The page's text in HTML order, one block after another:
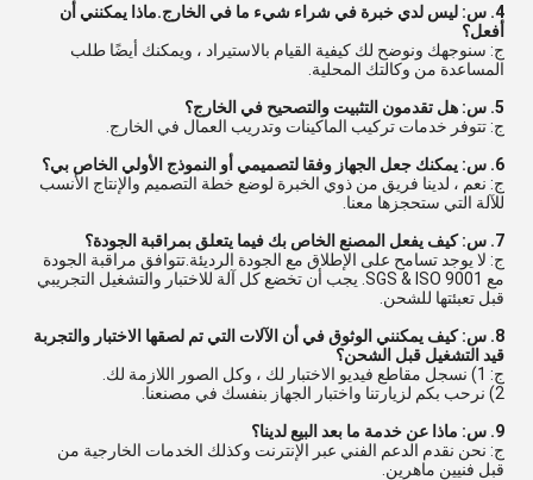
4. س: ليس لدي خبرة في شراء شيء ما في الخارج.ماذا يمكنني أن
أفعل؟
ج: سنوجهك ونوضح لك كيفية القيام بالاستيراد ، ويمكنك أيضًا طلب
المساعدة من وكالتك المحلية.
5. س: هل تقدمون التثبيت والتصحيح في الخارج؟
ج: تتوفر خدمات تركيب الماكينات وتدريب العمال في الخارج.
6. س: يمكنك جعل الجهاز وفقا لتصميمي أو النموذج الأولي الخاص بي؟
ج: نعم ، لدينا فريق من ذوي الخبرة لوضع خطة التصميم والإنتاج الأنسب
للآلة التي ستحجزها معنا.
7. س: كيف يفعل المصنع الخاص بك فيما يتعلق بمراقبة الجودة؟
ج: لا يوجد تسامح على الإطلاق مع الجودة الرديئة.تتوافق مراقبة الجودة
مع SGS & ISO 9001. يجب أن تخضع كل آلة للاختبار والتشغيل التجريبي
قبل تعبئتها للشحن.
8. س: كيف يمكنني الوثوق في أن الآلات التي تم لصقها الاختبار والتجربة
قيد التشغيل قبل الشحن؟
ج: 1) نسجل مقاطع فيديو الاختبار لك ، وكل الصور اللازمة لك.
2) نرحب بكم لزيارتنا واختبار الجهاز بنفسك في مصنعنا.
9. س: ماذا عن خدمة ما بعد البيع لدينا؟
ج: نحن نقدم الدعم الفني عبر الإنترنت وكذلك الخدمات الخارجية من
قبل فنيين ماهرين.